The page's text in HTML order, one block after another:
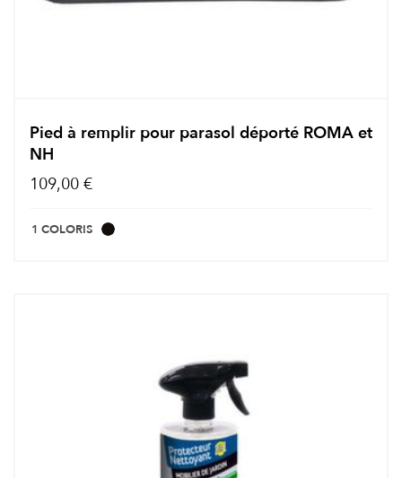
Pied à remplir pour parasol déporté ROMA et
NH
109,00 €
1 COLORIS